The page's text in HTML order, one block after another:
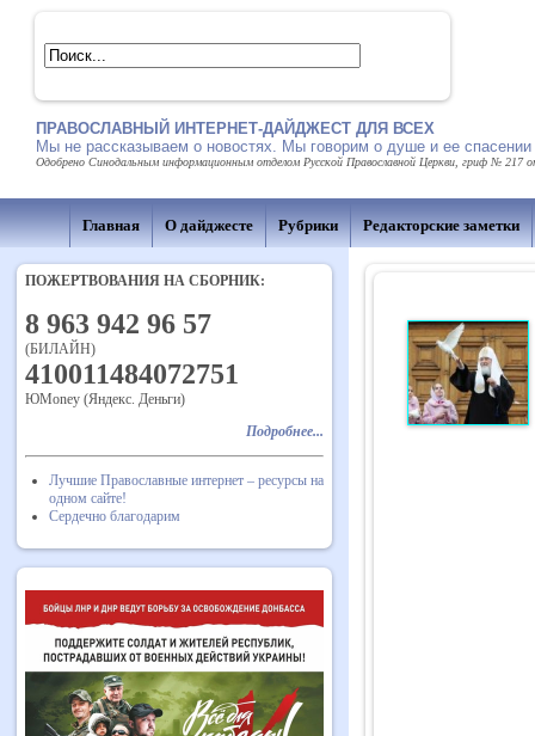
ПРАВОСЛАВНЫЙ ИНТЕРНЕТ-ДАЙДЖЕСТ ДЛЯ ВСЕХ
Мы не рассказываем о новостях. Мы говорим о душе и ее спасении
Одобрено Синодальным информационным отделом Русской Православной Церкви, гриф № 217
Главная О дайджесте Рубрики Редакторские заметки
ПОЖЕРТВОВАНИЯ НА СБОРНИК:
8 963 942 96 57
(БИЛАЙН)
410011484072751
ЮMoney (Яндекс. Деньги)
Подробнее...
Лучшие Православные интернет – ресурсы на
одном сайте!
Сердечно благодарим